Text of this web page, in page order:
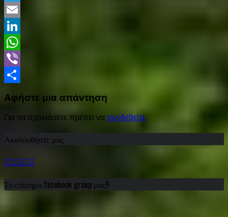
Twitter
Email
LinkedIn
WhatsApp
Viber
Αφήστε μια απάντηση
Για να σχολιάσετε πρέπει να συνδεθείτε.
Ακολουθήστε μας
Το επίσημο facebook group μας!!